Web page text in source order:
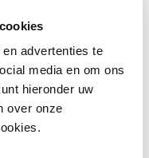
advertenties te
media en om ons
hieronder uw
over onze